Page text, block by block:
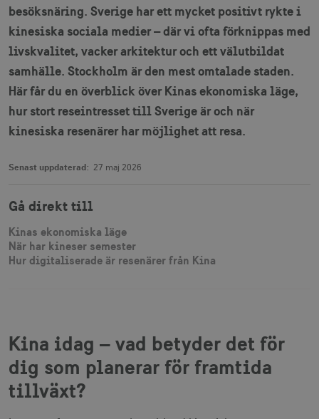
besöksnäring. Sverige har ett mycket positivt rykte i
kinesiska sociala medier – där vi ofta förknippas med
livskvalitet, vacker arkitektur och ett välutbildat
samhälle. Stockholm är den mest omtalade staden.
Här får du en överblick över Kinas ekonomiska läge,
hur stort reseintresset till Sverige är och när
kinesiska resenärer har möjlighet att resa.
Senast uppdaterad: 27 maj 2026
Gå direkt till
Kinas ekonomiska läge
När har kineser semester
Hur digitaliserade är resenärer från Kina
Kina idag – vad betyder det för
dig som planerar för framtida
tillväxt?